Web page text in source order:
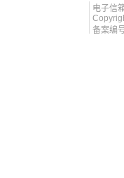
电子信
备案编